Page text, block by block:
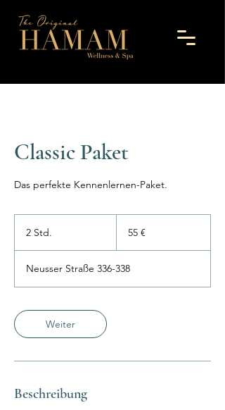
Classic Paket
Das perfekte Kennenlernen-Paket.
2 Std.
d
.
55 €
Neusser Straße 336-338
Weiter
Beschreibung